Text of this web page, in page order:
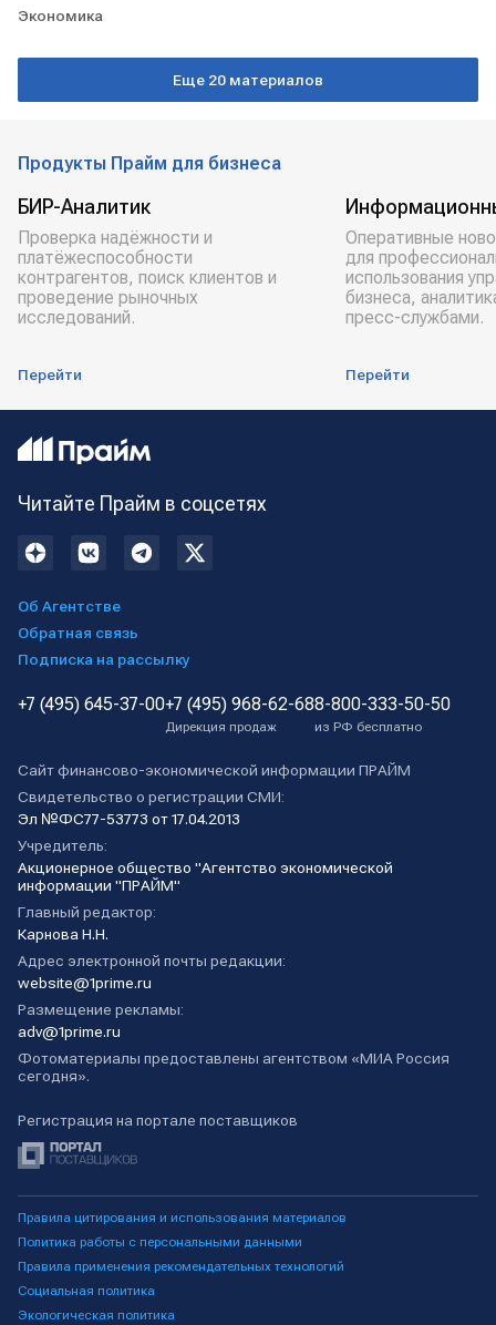
Экономика
Еще 20 материалов
Продукты Прайм для бизнеса
БИР-Аналитик
Проверка надёжности и
платёжеспособности
контрагентов, поиск клиентов и
проведение рыночных
исследований.
Перейти
Оперативные
для
использования
бизнеса,
пресс-службами.
Перейти
Читайте Прайм в соцсетях
Об Агентстве
Обратная связь
Подписка на рассылку
+7 (495) 645-37-00+7 (495) 968-62-68
Дирекция продаж
8-800-333-50-50
из РФ бесплатно
Сайт финансово-экономической информации ПРАЙМ
Свидетельство о регистрации СМИ:
Эл №ФС77-53773 от 17.04.2013
Учредитель:
Акционерное общество "Агентство экономической
информации "ПРАЙМ"
Главный редактор:
Карнова Н.Н.
Адрес электронной почты редакции:
website@1prime.ru
Размещение рекламы:
adv@1prime.ru
Фотоматериалы предоставлены агентством «МИА Россия
сегодня».
Регистрация на портале поставщиков
Правила цитирования и использования материалов
Политика работы с персональными данными
Правила применения рекомендательных технологий
Социальная политика
Экологическая политика